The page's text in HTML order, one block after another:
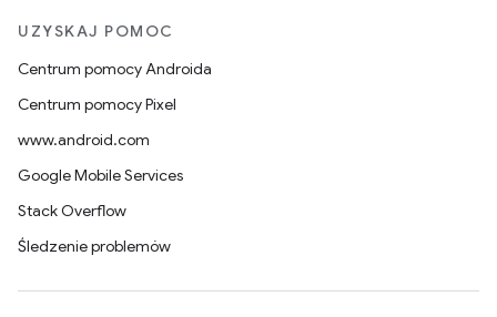
UZYSKAJ POMOC
Centrum pomocy Androida
Centrum pomocy Pixel
www.android.com
Google Mobile Services
Stack Overflow
Śledzenie problemów